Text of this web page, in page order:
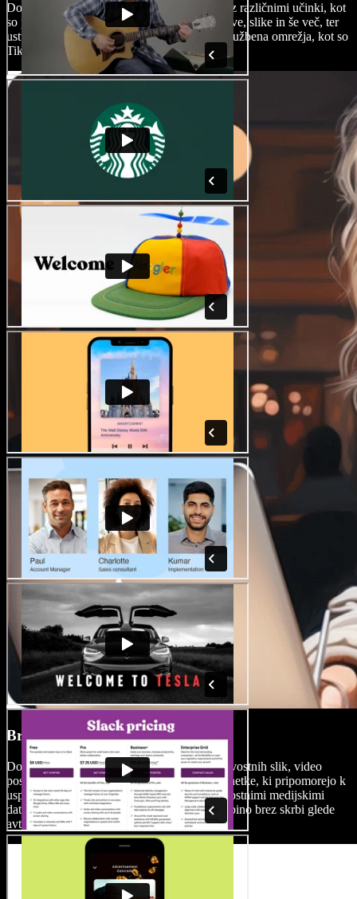
Dodajte poseben pečat svojim demo videem z različnimi učinki, kot
so prehodi, ozadja, prekrivki, podnapisi, pisave, slike in še več, ter
ustvarite vizualno osupljive demo videe za družbena omrežja, kot so
TikTok, Instagram, YouTube in druga.
Brezplačna knjižnica medijev
Dostopajte do obsežne knjižnice visokokakovostnih slik, video
posnetkov in glasbe v ozadju ter izberite posnetke, ki pripomorejo k
uspešni predstavitvi vašega izdelka. S kakovostnimi medijskimi
datotekami lahko nadgradite svojo video vsebino brez skrbi glede
avtorskih pravic.